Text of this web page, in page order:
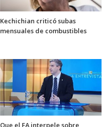
Kechichian criticó subas
mensuales de combustibles
Que el FA interpele sobre